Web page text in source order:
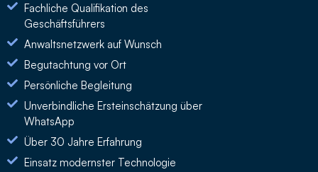
Fachliche Qualifikation des
Geschäftsführers
Anwaltsnetzwerk auf Wunsch
Begutachtung vor Ort
Persönliche Begleitung
Unverbindliche Ersteinschätzung über
WhatsApp
Über 30 Jahre Erfahrung
Einsatz modernster Technologie